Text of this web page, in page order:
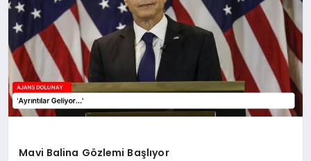
SAĞLIK
SIYASET
SPOR
YAŞAM
Mavi Balina Gözlemi Başlıyor